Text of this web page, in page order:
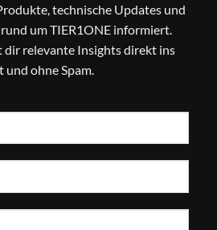
technische Updates und
um TIER1ONE informiert.
relevante Insights direkt ins
ohne Spam.